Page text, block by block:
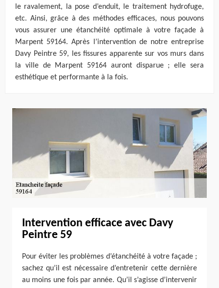
le ravalement, la pose d’enduit, le traitement hydrofuge,
etc. Ainsi, grâce à des méthodes efficaces, nous pouvons
vous assurer une étanchéité optimale à votre façade à
Marpent 59164. Après l’intervention de notre entreprise
Davy Peintre 59, les fissures apparente sur vos murs dans
la ville de Marpent 59164 auront disparue ; elle sera
esthétique et performante à la fois.
Intervention efficace avec Davy
Peintre 59
Pour éviter les problèmes d’étanchéité à votre façade ;
sachez qu’il est nécessaire d’entretenir cette dernière
au moins une fois par année. Qu’il s’agisse d’intervenir